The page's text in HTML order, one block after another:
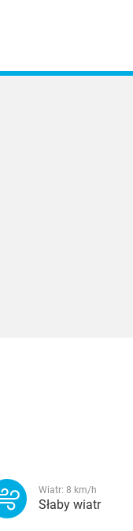
Wiatr: 8 km/h
Słaby wiatr